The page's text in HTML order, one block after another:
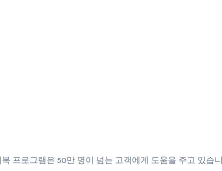
프로그램은 50만 명이 넘는 고객에게 도움을 주고 있습니